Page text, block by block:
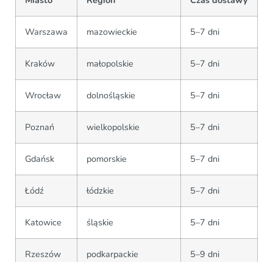
Warszawa mazowieckie 5–7 dni
Kraków małopolskie 5–7 dni
Wrocław dolnośląskie 5–7 dni
Poznań wielkopolskie 5–7 dni
Gdańsk pomorskie 5–7 dni
Łódź łódzkie 5–7 dni
Katowice śląskie 5–7 dni
Rzeszów podkarpackie 5–9 dni